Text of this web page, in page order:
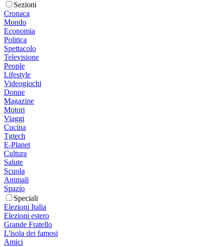
Sezioni
Cronaca
Mondo
Economia
Politica
Spettacolo
Televisione
People
Lifestyle
Videogiochi
Donne
Magazine
Motori
Viaggi
Cucina
Tgtech
E-Planet
Cultura
Salute
Scuola
Animali
Spazio
Speciali
Elezioni Italia
Elezioni estero
Grande Fratello
L'isola dei famosi
Amici